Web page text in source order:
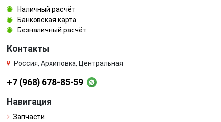
Наличный расчёт
Банковская карта
Безналичный расчёт
Контакты
Россия, Архиповка, Центральная
+7 (968) 678-85-59
Навигация
Запчасти